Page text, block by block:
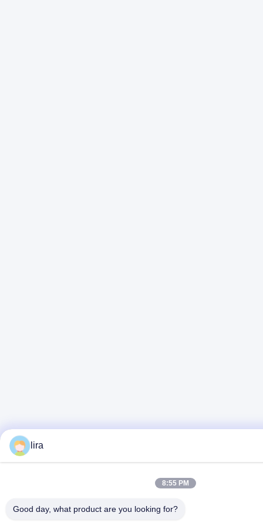
lira
8:55 PM
Good day, what product are you looking for?